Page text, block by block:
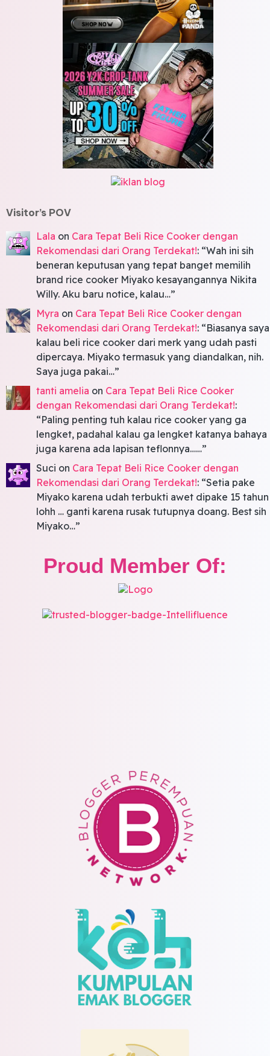
Visitor’s POV
Lala on Cara Tepat Beli Rice Cooker dengan
Rekomendasi dari Orang Terdekat!: “Wah ini sih
beneran keputusan yang tepat banget memilih
brand rice cooker Miyako kesayangannya Nikita
Willy. Aku baru notice, kalau…”
Myra on Cara Tepat Beli Rice Cooker dengan
Rekomendasi dari Orang Terdekat!: “Biasanya saya
kalau beli rice cooker dari merk yang udah pasti
dipercaya. Miyako termasuk yang diandalkan, nih.
Saya juga pakai…”
tanti amelia on Cara Tepat Beli Rice Cooker
dengan Rekomendasi dari Orang Terdekat!:
“Paling penting tuh kalau rice cooker yang ga
lengket, padahal kalau ga lengket katanya bahaya
juga karena ada lapisan teflonnya……”
Suci on Cara Tepat Beli Rice Cooker dengan
Rekomendasi dari Orang Terdekat!: “Setia pake
Miyako karena udah terbukti awet dipake 15 tahun
lohh … ganti karena rusak tutupnya doang. Best sih
Miyako…”
Proud Member Of: